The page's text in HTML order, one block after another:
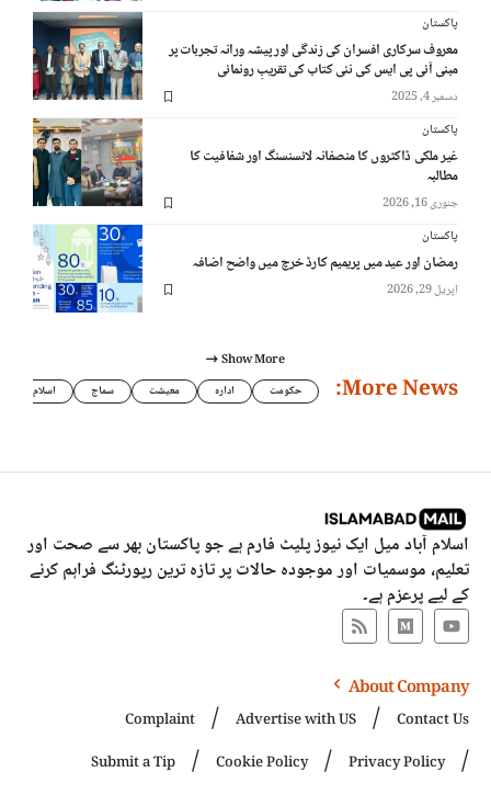
پاکستان
معروف سرکاری افسران کی زندگی اور پیشہ ورانہ تجربات پر
مبنی آئی پی ایس کی نئی کتاب کی تقریبِ رونمائی
دسمبر 4, 2025
پاکستان
غیر ملکی ڈاکٹروں کا منصفانہ لائسنسنگ اور شفافیت کا
مطالبہ
جنوری 16, 2026
پاکستان
رمضان اور عید میں پریمیم کارڈ خرچ میں واضح اضافہ
اپریل 29, 2026
Show More
More News: حکومت ادارہ معیشت سماج اسلام
اسلام آباد میل ایک نیوز پلیٹ فارم ہے جو پاکستان بھر سے صحت اور
تعلیم، موسمیات اور موجودہ حالات پر تازہ ترین رپورٹنگ فراہم کرنے
کے لیے پرعزم ہے۔
About Company
Contact Us
Advertise with US
Complaint
Privacy Policy
Cookie Policy
Submit a Tip